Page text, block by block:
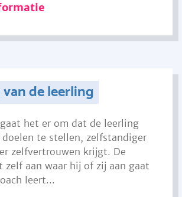
de leerling
het er om dat de leerling
doelen te stellen, zelfstandiger
zelfvertrouwen krijgt. De
zelf aan waar hij of zij aan gaat
leert...